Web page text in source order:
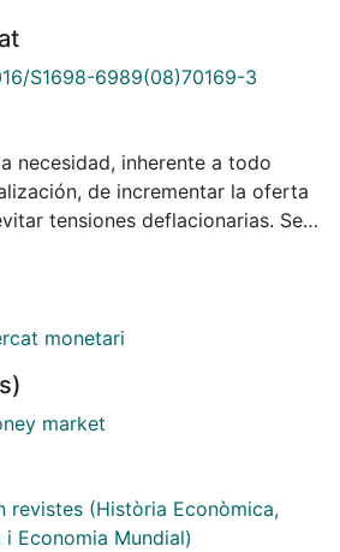
S1698-6989(08)70169-3
necesidad, inherente a todo
de incrementar la oferta
tensiones deflacionarias. Se
importante plaza comercial y
los diferentes tipos de moneda
(billetes, talones, órdenes de
del estudio es mostrar
free banking sin curso forzoso
oferta y demanda de dinero, y
exceso de oferta era eliminado
En dichos sistemas, la
monetari
market
revistes (Història Econòmica,
Economia Mundial)